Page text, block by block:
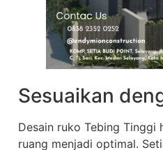
Sesuaikan
Desain ruko Tebing Tinggi
ruang menjadi optimal.